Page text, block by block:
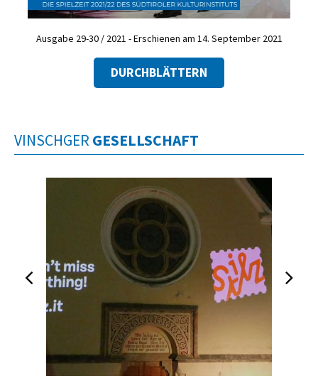
Ausgabe 29-30 / 2021 - Erschienen am 14. September 2021
DURCHBLÄTTERN
VINSCHGER GESELLSCHAFT